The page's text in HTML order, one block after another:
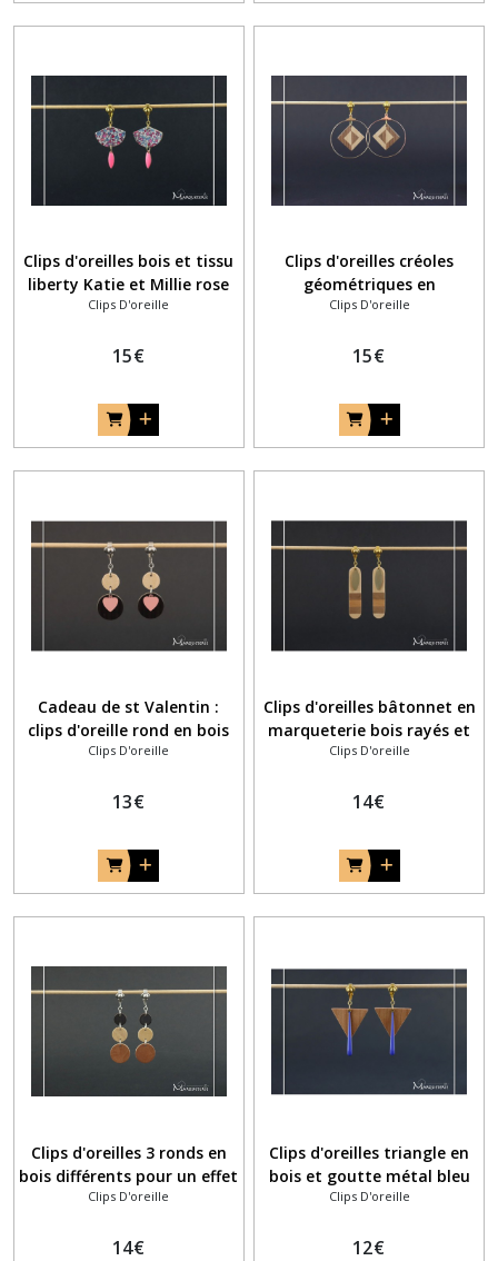
Clips d'oreilles bois et tissu
liberty Katie et Millie rose
et bleu
Clips D'oreille
15€
Clips d'oreilles créoles
géométriques en
marqueterie bois noyer
Clips D'oreille
15€
Cadeau de st Valentin :
clips d'oreille rond en bois
et COEUR métal rose
Clips D'oreille
13€
Clips d'oreilles bâtonnet en
marqueterie bois rayés et
feuille dorée
Clips D'oreille
14€
Clips d'oreilles 3 ronds en
bois différents pour un effet
contrasté unique
Clips D'oreille
14€
Clips d'oreilles triangle en
bois et goutte métal bleu
Clips D'oreille
12€